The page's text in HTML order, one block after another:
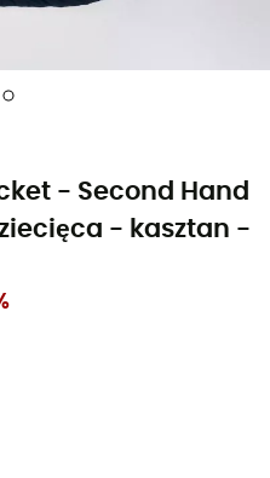
- Second Hand
- kasztan -